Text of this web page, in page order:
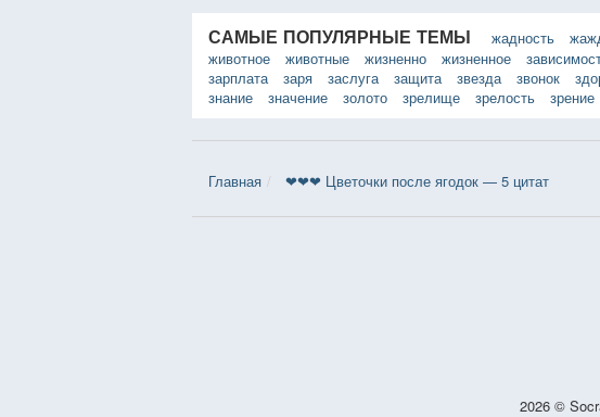
САМЫЕ ПОПУЛЯРНЫЕ ТЕМЫ жадность
животное
животные жизненно жизненное
зарплата
заря заслуга защита звезда звонок
знание
значение золото зрелище зрелость зрение
Главная ❤❤❤ Цветочки после ягодок — 5 цитат
2026 ©